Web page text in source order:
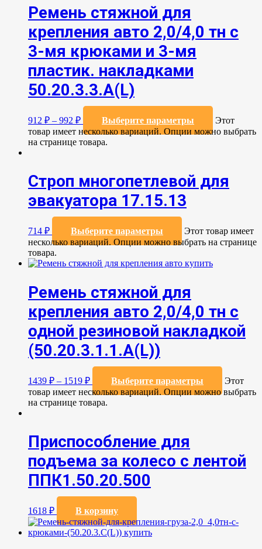
Ремень стяжной для
крепления авто 2,0/4,0 тн с
3-мя крюками и 3-мя
пластик. накладками
50.20.3.3.А(L)
912 ₽ – 992 ₽ Выберите параметры
Этот
товар имеет несколько вариаций. Опции можно выбрать
на странице товара.
Строп многопетлевой для
эвакуатора 17.15.13
714 ₽ Выберите параметры
Этот товар имеет
несколько вариаций. Опции можно выбрать на странице
товара.
Ремень стяжной для
крепления авто 2,0/4,0 тн с
одной резиновой накладкой
(50.20.3.1.1.А(L))
1439 ₽ – 1519 ₽ Выберите параметры
Этот
товар имеет несколько вариаций. Опции можно выбрать
на странице товара.
Приспособление для
подъема за колесо с лентой
ППК1.50.20.500
1618 ₽ В корзину